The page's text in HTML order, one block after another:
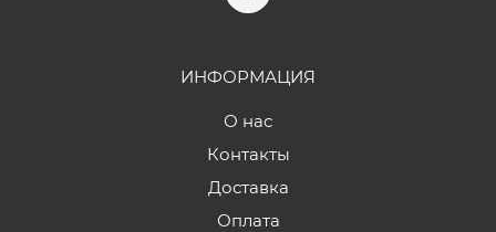
ИНФОРМАЦИЯ
О нас
Контакты
Доставка
Оплата